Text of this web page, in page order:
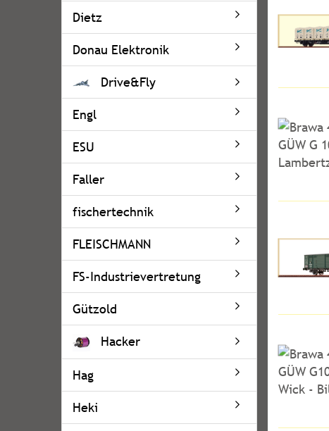
Dietz
Donau Elektronik
Drive&Fly
Engl
ESU
Faller
fischertechnik
FLEISCHMANN
FS-Industrievertretung
Gützold
Hacker
Hag
Heki